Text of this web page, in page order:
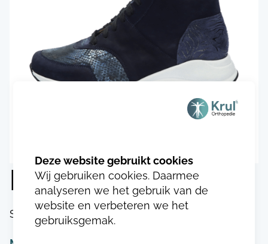
Durea 1115.9749
SKU: DU111517497493
Wij gebruiken cookies. Daarmee
analyseren we het gebruik van de
website en verbeteren we het
gebruiksgemak.